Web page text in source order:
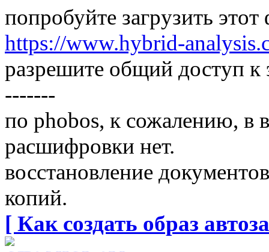
попробуйте загрузить
https://www.hybrid-
разрешите общий доступ к
-------
по phobos, к сожалению, в
расшифровки нет.
восстановление
копий.
[ Как создать образ